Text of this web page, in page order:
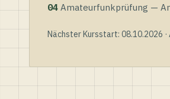
04 Amateurfunkprüfung —
Nächster Kursstart: 08.10.2026